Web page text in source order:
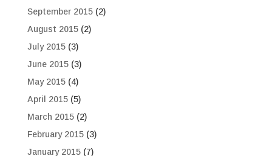
September 2015(2)
August 2015(2)
July 2015(3)
June 2015(3)
May 2015(4)
April 2015(5)
March 2015(2)
February 2015(3)
January 2015(7)